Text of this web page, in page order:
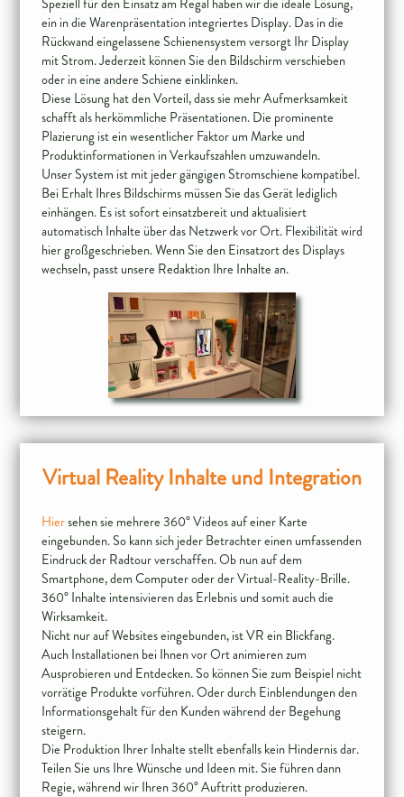
Speziell für den Einsatz am Regal haben wir die ideale Lösung,
ein in die Warenpräsentation integriertes Display. Das in die
Rückwand eingelassene Schienensystem versorgt Ihr Display
mit Strom. Jederzeit können Sie den Bildschirm verschieben
oder in eine andere Schiene einklinken.
Diese Lösung hat den Vorteil, dass sie mehr Aufmerksamkeit
schafft als herkömmliche Präsentationen. Die prominente
Plazierung ist ein wesentlicher Faktor um Marke und
Produktinformationen in Verkaufszahlen umzuwandeln.
Unser System ist mit jeder gängigen Stromschiene kompatibel.
Bei Erhalt Ihres Bildschirms müssen Sie das Gerät lediglich
einhängen. Es ist sofort einsatzbereit und aktualisiert
automatisch Inhalte über das Netzwerk vor Ort. Flexibilität wird
hier großgeschrieben. Wenn Sie den Einsatzort des Displays
wechseln, passt unsere Redaktion Ihre Inhalte an.
Virtual Reality Inhalte und Integration
Hiersehen sie mehrere 360° Videos auf einer Karte
eingebunden. So kann sich jeder Betrachter einen umfassenden
Eindruck der Radtour verschaffen. Ob nun auf dem
Smartphone, dem Computer oder der Virtual-Reality-Brille.
360° Inhalte intensivieren das Erlebnis und somit auch die
Wirksamkeit.
Nicht nur auf Websites eingebunden, ist VR ein Blickfang.
Auch Installationen bei Ihnen vor Ort animieren zum
Ausprobieren und Entdecken. So können Sie zum Beispiel nicht
vorrätige Produkte vorführen. Oder durch Einblendungen den
Informationsgehalt für den Kunden während der Begehung
steigern.
Die Produktion Ihrer Inhalte stellt ebenfalls kein Hindernis dar.
Teilen Sie uns Ihre Wünsche und Ideen mit. Sie führen dann
Regie, während wir Ihren 360° Auftritt produzieren.